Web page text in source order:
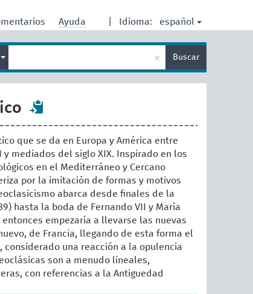
Idioma: español
Ayuda
term
× Buscar
que se da en Europa y América entre
y mediados del siglo XIX. Inspirado en los
en el Mediterráneo y Cercano
por la imitación de formas y motivos
abarca desde finales de la
hasta la boda de Fernando VII y María
entonces empezaría a llevarse las nuevas
de Francia, llegando de esta forma el
considerado una reacción a la opulencia
son a menudo lineales,
con referencias a la Antiguedad